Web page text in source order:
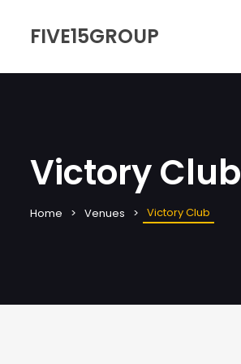
FIVE15GROUP
Victory Club
Home Venues Victory Club